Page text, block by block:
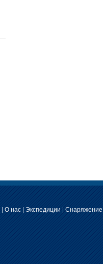
| О нас| Экспедиции | Снаряжение